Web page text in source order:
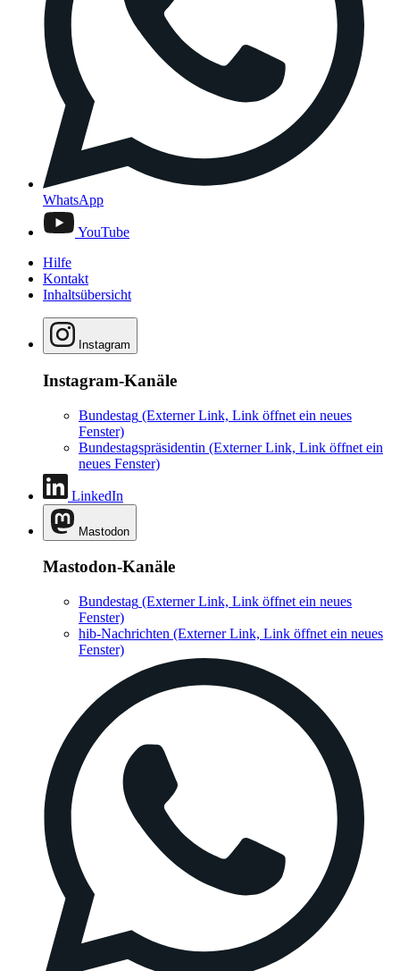
WhatsApp
YouTube
Hilfe
Kontakt
Inhaltsübersicht
Instagram
Instagram-Kanäle
Bundestag (Externer Link, Link öffnet ein neues
Fenster)
Bundestagspräsidentin (Externer Link, Link öffnet ein
neues Fenster)
LinkedIn
Mastodon
Mastodon-Kanäle
Bundestag (Externer Link, Link öffnet ein neues
Fenster)
hib-Nachrichten (Externer Link, Link öffnet ein neues
Fenster)